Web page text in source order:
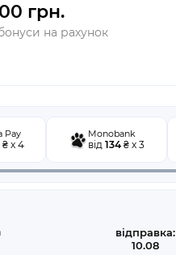
грн.
на рахунок
Pay
₴ x 4
Monobank
від 134 ₴ x 3
відправка:
10.08